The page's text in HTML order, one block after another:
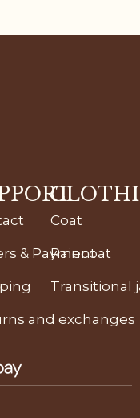
& Payment
and exchanges
Coat
Raincoat
Transitional